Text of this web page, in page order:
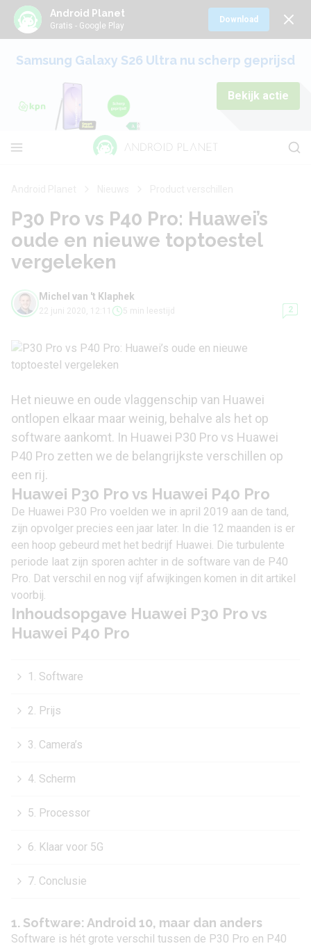
Android Planet
Gratis - Google Play
Download
Samsung Galaxy S26 Ultra nu scherp geprijsd
Bekijk actie
P30 Pro vs P40 Pro: Huawei’s
oude en nieuwe toptoestel
vergeleken
Michel van 't Klaphek
22 juni 2020, 12:11 5 min leestijd 2
Het nieuwe en oude vlaggenschip van Huawei
ontlopen elkaar maar weinig, behalve als het op
software aankomt. In Huawei P30 Pro vs Huawei
P40 Pro zetten we de belangrijkste verschillen op
een rij.
Huawei P30 Pro vs Huawei P40 Pro
De Huawei P30 Pro voelden we in april 2019 aan de tand,
zijn opvolger precies een jaar later. In die 12 maanden is er
een hoop gebeurd met het bedrijf Huawei. Die turbulente
periode laat zijn sporen achter in de software van de P40
Pro. Dat verschil en nog vijf afwijkingen komen in dit artikel
voorbij.
Inhoudsopgave Huawei P30 Pro vs
Huawei P40 Pro
1. Software
2. Prijs
3. Camera’s
4. Scherm
5. Processor
6. Klaar voor 5G
7. Conclusie
1. Software: Android 10, maar dan anders
Software is hét grote verschil tussen de P30 Pro en P40